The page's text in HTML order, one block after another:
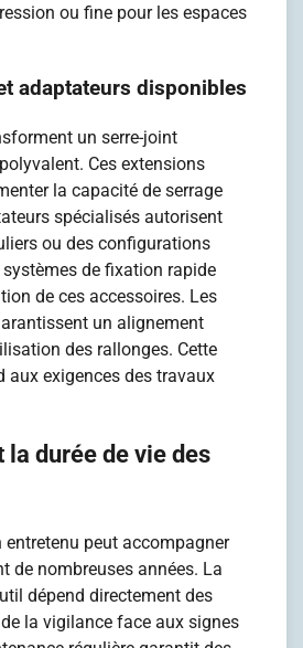
ou fine pour les espaces
adaptateurs disponibles
un serre-joint
Ces extensions
la capacité de serrage
spécialisés autorisent
ou des configurations
de fixation rapide
de ces accessoires. Les
un alignement
des rallonges. Cette
aux exigences des travaux
la durée de vie des
entretenu peut accompagner
de nombreuses années. La
dépend directement des
la vigilance face aux signes